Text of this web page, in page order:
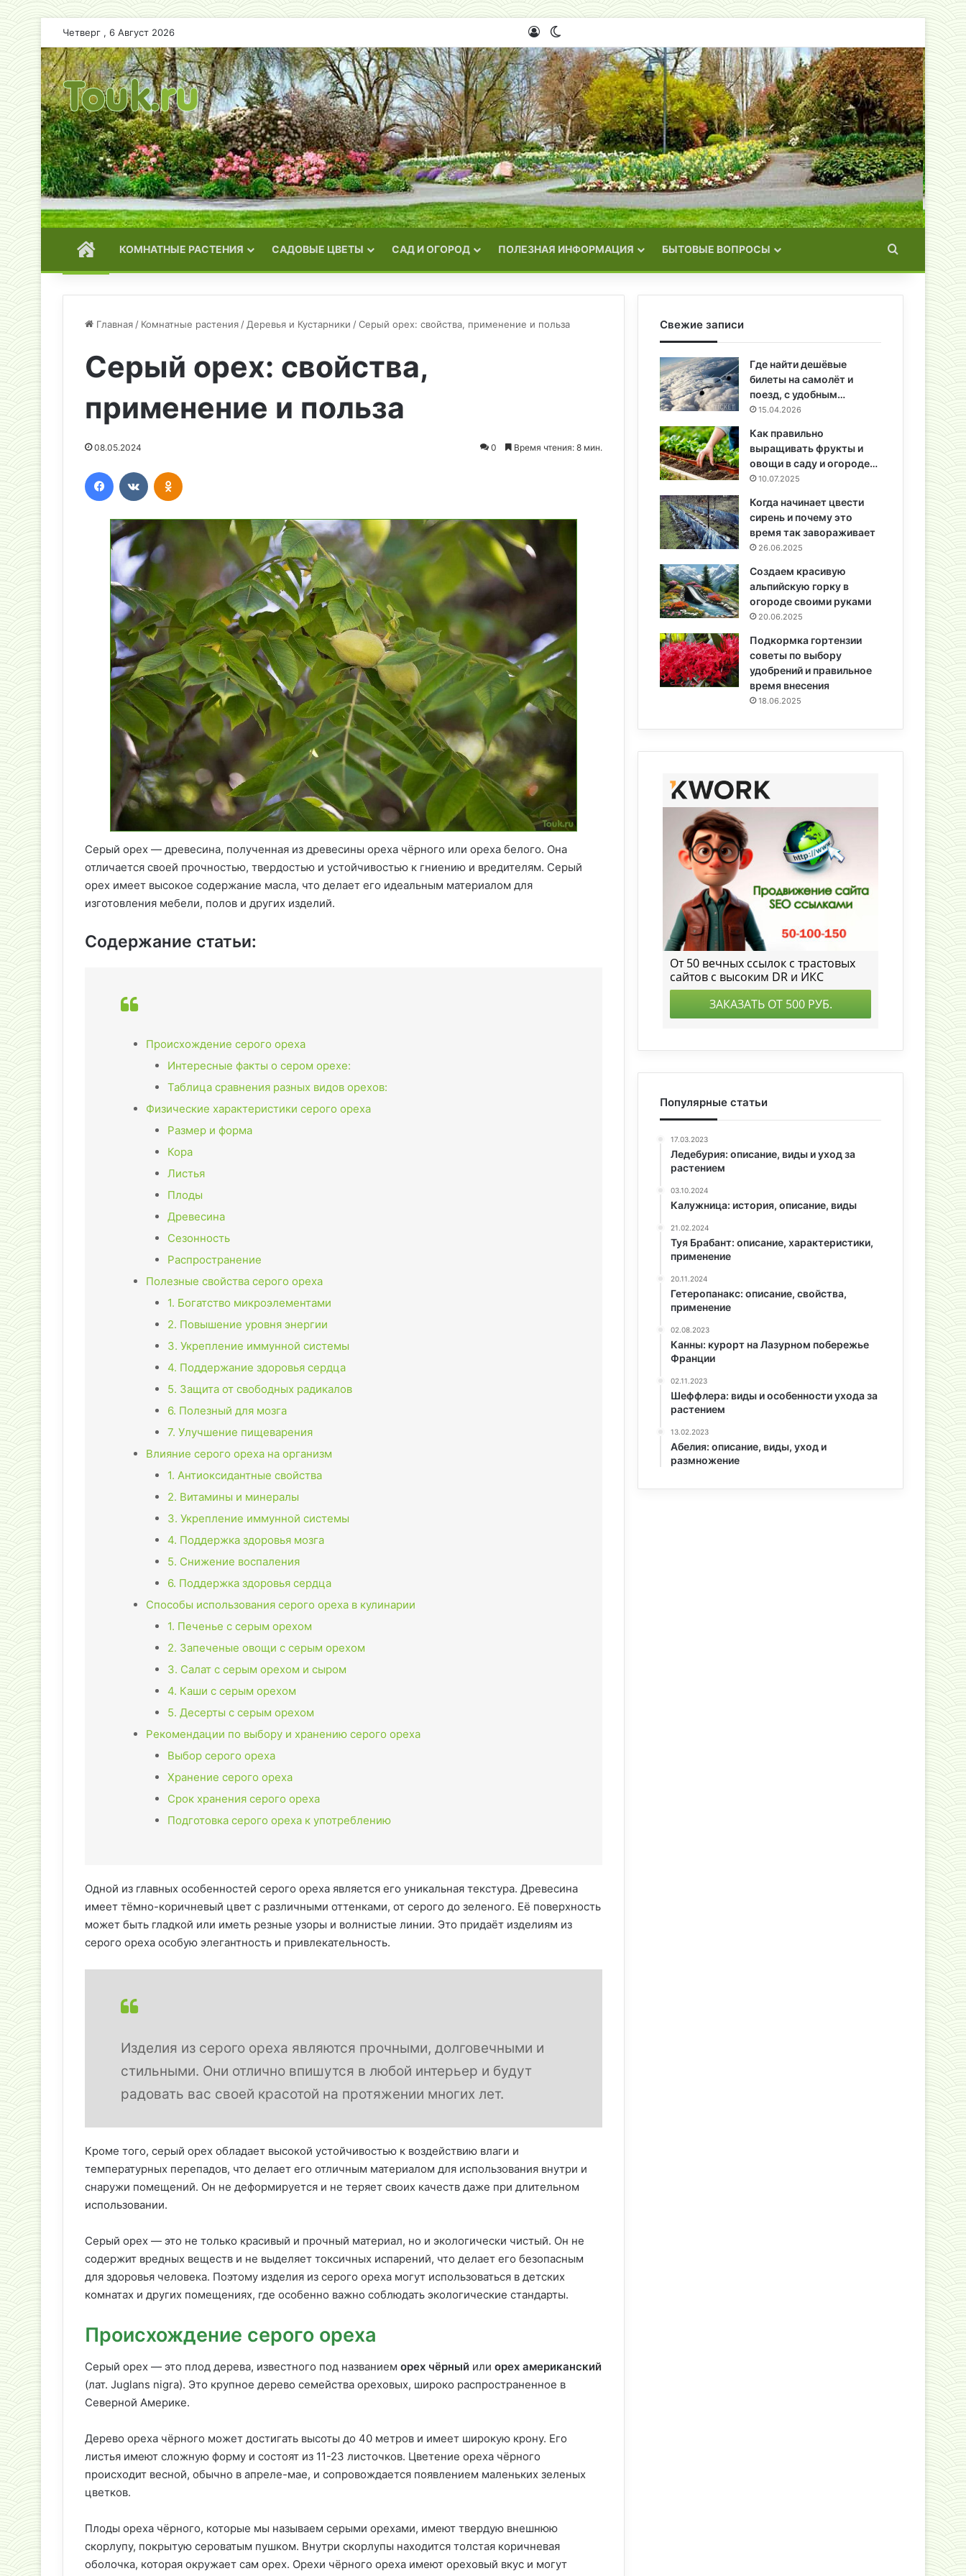
Четверг , 6 Август 2026 Войти
ГЛАВНАЯКОМНАТНЫЕ РАСТЕНИЯ САДОВЫЕ ЦВЕТЫ САД И ОГОРОД ПОЛЕЗНАЯ ИНФОРМАЦИЯ БЫТОВЫЕ ВОПРОСЫ Искать
Главная / Комнатные растения / Деревья и Кустарники /Серый орех: свойства, применение и польза
Серый орех: свойства,
применение и польза
08.05.2024 0 Время чтения: 8 мин.
Серый орех — древесина, полученная из древесины ореха чёрного или ореха белого. Она
отличается своей прочностью, твердостью и устойчивостью к гниению и вредителям. Серый
орех имеет высокое содержание масла, что делает его идеальным материалом для
изготовления мебели, полов и других изделий.
Содержание статьи:
Происхождение серого ореха
Интересные факты о сером орехе:
Таблица сравнения разных видов орехов:
Физические характеристики серого ореха
Размер и форма
Кора
Листья
Плоды
Древесина
Сезонность
Распространение
Полезные свойства серого ореха
1. Богатство микроэлементами
2. Повышение уровня энергии
3. Укрепление иммунной системы
4. Поддержание здоровья сердца
5. Защита от свободных радикалов
6. Полезный для мозга
7. Улучшение пищеварения
Влияние серого ореха на организм
1. Антиоксидантные свойства
2. Витамины и минералы
3. Укрепление иммунной системы
4. Поддержка здоровья мозга
5. Снижение воспаления
6. Поддержка здоровья сердца
Способы использования серого ореха в кулинарии
1. Печенье с серым орехом
2. Запеченые овощи с серым орехом
3. Салат с серым орехом и сыром
4. Каши с серым орехом
5. Десерты с серым орехом
Рекомендации по выбору и хранению серого ореха
Выбор серого ореха
Хранение серого ореха
Срок хранения серого ореха
Подготовка серого ореха к употреблению
Одной из главных особенностей серого ореха является его уникальная текстура. Древесина
имеет тёмно-коричневый цвет с различными оттенками, от серого до зеленого. Её поверхность
может быть гладкой или иметь резные узоры и волнистые линии. Это придаёт изделиям из
серого ореха особую элегантность и привлекательность.
Изделия из серого ореха являются прочными, долговечными и
стильными. Они отлично впишутся в любой интерьер и будут
радовать вас своей красотой на протяжении многих лет.
Кроме того, серый орех обладает высокой устойчивостью к воздействию влаги и
температурных перепадов, что делает его отличным материалом для использования внутри и
снаружи помещений. Он не деформируется и не теряет своих качеств даже при длительном
использовании.
Серый орех — это не только красивый и прочный материал, но и экологически чистый. Он не
содержит вредных веществ и не выделяет токсичных испарений, что делает его безопасным
для здоровья человека. Поэтому изделия из серого ореха могут использоваться в детских
комнатах и других помещениях, где особенно важно соблюдать экологические стандарты.
Происхождение серого ореха
Серый орех — это плод дерева, известного под названием орех чёрный или орех американский
(лат. Juglans nigra). Это крупное дерево семейства ореховых, широко распространенное в
Северной Америке.
Дерево ореха чёрного может достигать высоты до 40 метров и имеет широкую крону. Его
листья имеют сложную форму и состоят из 11-23 листочков. Цветение ореха чёрного
происходит весной, обычно в апреле-мае, и сопровождается появлением маленьких зеленых
цветков.
Плоды ореха чёрного, которые мы называем серыми орехами, имеют твердую внешнюю
скорлупу, покрытую сероватым пушком. Внутри скорлупы находится толстая коричневая
оболочка, которая окружает сам орех. Орехи чёрного ореха имеют ореховый вкус и могут
Свежие записи
Где найти дешёвые
билеты на самолёт и
поезд, с удобным…
15.04.2026
Как правильно
выращивать фрукты и
овощи в саду и огороде…
10.07.2025
Когда начинает цвести
сирень и почему это
время так завораживает
26.06.2025
Создаем красивую
альпийскую горку в
огороде своими руками
20.06.2025
Подкормка гортензии
советы по выбору
удобрений и правильное
время внесения
18.06.2025
Популярные статьи
17.03.2023
Ледебурия: описание, виды и уход за
растением
03.10.2024
Калужница: история, описание, виды
21.02.2024
Туя Брабант: описание, характеристики,
применение
20.11.2024
Гетеропанакс: описание, свойства,
применение
02.08.2023
Канны: курорт на Лазурном побережье
Франции
02.11.2023
Шеффлера: виды и особенности ухода за
растением
13.02.2023
Абелия: описание, виды, уход и
размножение